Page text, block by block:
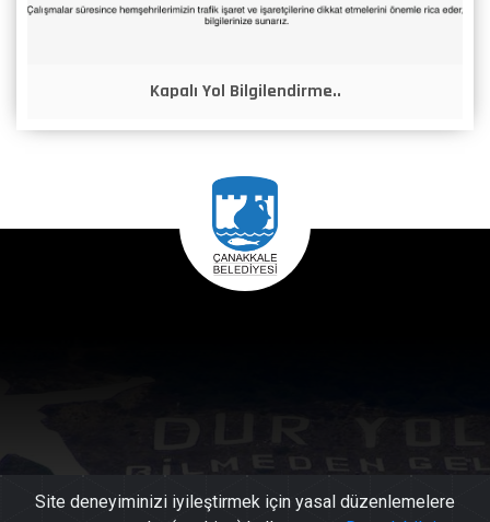
Kapalı Yol Bilgilendirme..
Site deneyiminizi iyileştirmek için yasal düzenlemelere